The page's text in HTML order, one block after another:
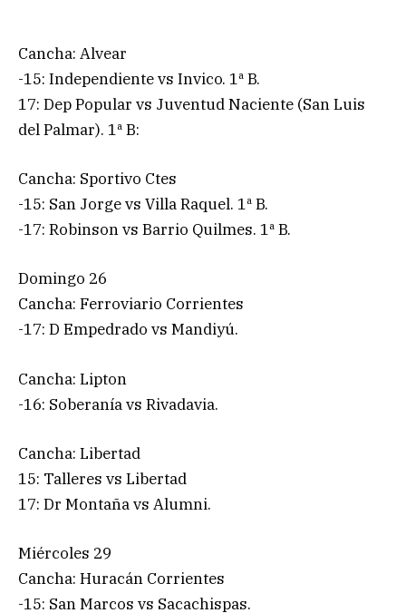
Cancha: Alvear
-15: Independiente vs Invico. 1ª B.
17: Dep Popular vs Juventud Naciente (San Luis
del Palmar). 1ª B:
Cancha: Sportivo Ctes
-15: San Jorge vs Villa Raquel. 1ª B.
-17: Robinson vs Barrio Quilmes. 1ª B.
Domingo 26
Cancha: Ferroviario Corrientes
-17: D Empedrado vs Mandiyú.
Cancha: Lipton
-16: Soberanía vs Rivadavia.
Cancha: Libertad
15: Talleres vs Libertad
17: Dr Montaña vs Alumni.
Miércoles 29
Cancha: Huracán Corrientes
-15: San Marcos vs Sacachispas.